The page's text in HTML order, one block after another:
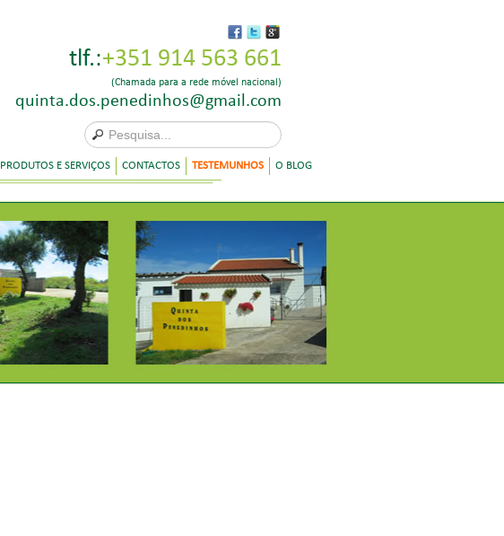
tlf.:+351 914 563 661
(Chamada para a rede móvel nacional)
quinta.dos.penedinhos@gmail.com
PRODUTOS E SERVIÇOS CONTACTOS TESTEMUNHOS O BLOG